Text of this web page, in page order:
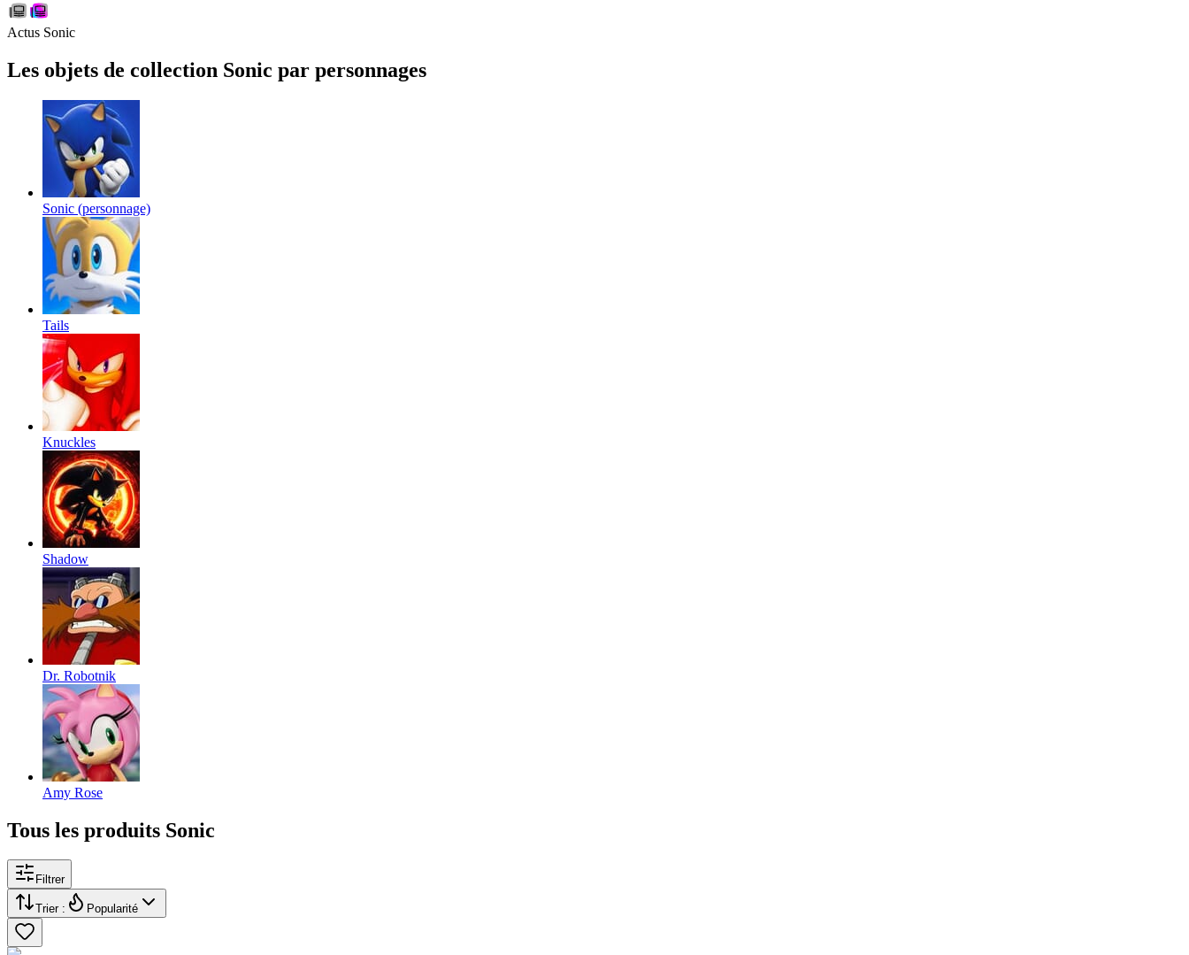
Actus Sonic
Les objets de collection Sonic par personnages
Sonic (personnage)
Tails
Knuckles
Shadow
Dr. Robotnik
Amy Rose
Tous les produits Sonic
Filtrer
Trier : Popularité